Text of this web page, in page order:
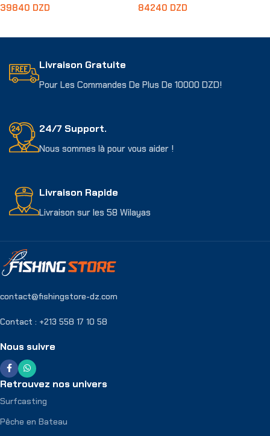
39840 DZD
84240 DZD
Livraison Gratuite
Pour Les Commandes De Plus De 10000 DZD!
24/7 Support.
Nous sommes là pour vous aider !
Livraison Rapide
Livraison sur les 58 Wilayas
contact@fishingstore-dz.com
Contact : +213 558 17 10 58
Nous suivre
Retrouvez nos univers
Surfcasting
Pêche en Bateau